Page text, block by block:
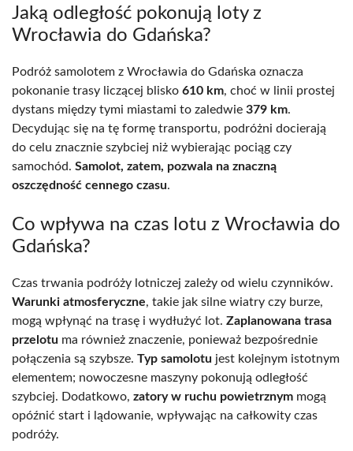
Jaką odległość pokonują loty z
Wrocławia do Gdańska?
Podróż samolotem z Wrocławia do Gdańska oznacza
pokonanie trasy liczącej blisko 610 km, choć w linii prostej
dystans między tymi miastami to zaledwie 379 km.
Decydując się na tę formę transportu, podróżni docierają
do celu znacznie szybciej niż wybierając pociąg czy
samochód. Samolot, zatem, pozwala na znaczną
oszczędność cennego czasu.
Co wpływa na czas lotu z Wrocławia do
Gdańska?
Czas trwania podróży lotniczej zależy od wielu czynników.
Warunki atmosferyczne, takie jak silne wiatry czy burze,
mogą wpłynąć na trasę i wydłużyć lot. Zaplanowana trasa
przelotu ma również znaczenie, ponieważ bezpośrednie
połączenia są szybsze. Typ samolotu jest kolejnym istotnym
elementem; nowoczesne maszyny pokonują odległość
szybciej. Dodatkowo, zatory w ruchu powietrznym mogą
opóźnić start i lądowanie, wpływając na całkowity czas
podróży.